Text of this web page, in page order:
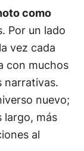
un lado
vez cada
muchos
narrativas.
nuevo;
largo, más
al